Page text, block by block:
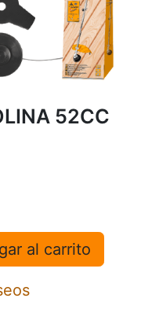
52CC
al carrito